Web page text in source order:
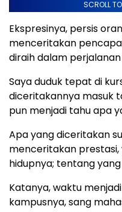
SCROLL
Ekspresinya, persis
menceritakan
diraih dalam
Saya duduk tepat di
diceritakannya masuk
pun menjadi tahu apa
Apa yang diceritakan
menceritakan
hidupnya; tentang
Katanya, waktu
kampusnya, sang